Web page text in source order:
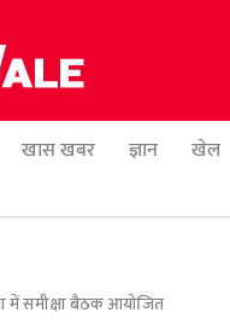
खास खबर ज्ञान खेल